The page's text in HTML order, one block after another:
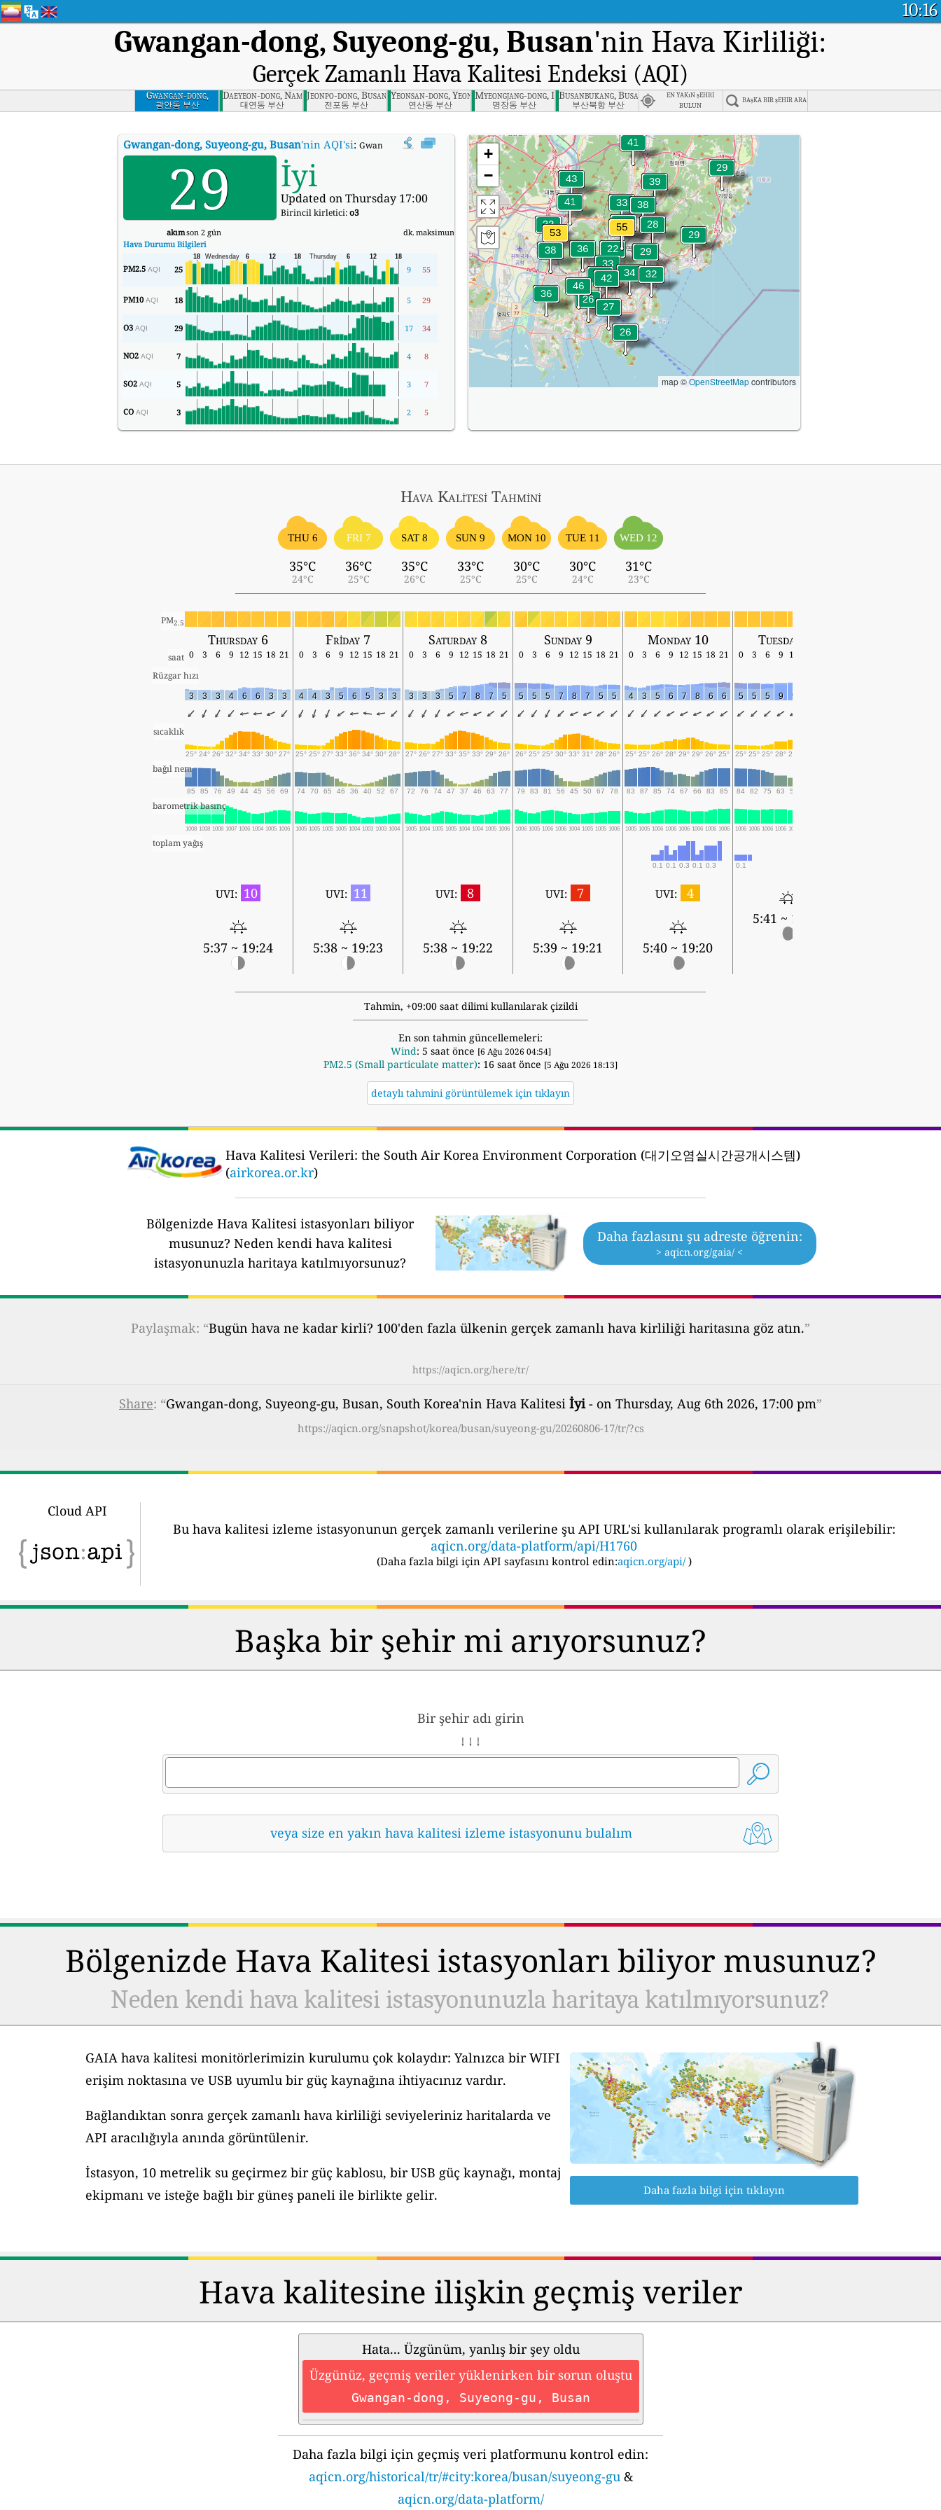
10:16
Gwangan-dong, Suyeong-gu, Busan'nin Hava Kirliliği:
Gerçek Zamanlı Hava Kalitesi Endeksi (AQI)
Gwangan-dong,
Suyeong-gu, Busan
광안동 부산
Daeyeon-dong, Nam-gu, Busan
대연동 부산
Jeonpo-dong, Busanjin-gu, Busan
전포동 부산
Yeonsan-dong, Yeonje-gu, Busan
연산동 부산
Myeongjang-dong, Dongnae-gu, Busan
명장동 부산
Busanbukang, Busan
부산북항 부산
EN YAKıN şEHRI
BULUN
BAşKA BIR şEHIR ARA
Gwangan-dong, Suyeong-gu, Busan'nin AQI'si: Gwangan-dong, Suyeong-gu, Busan'nin Gerçek Zamanlı Hava Kalitesi Endeksi (AQI).
29 İyi
Updated on Thursday 17:00
Birincil kirletici:o3
akımson 2 gün dk. maksimum
Hava Durumu Bilgileri
PM2.5 AQI 25 9 55
PM10 AQI 18 5 29
O3 AQI 29 17 34
NO2 AQI 7 4 8
SO2 AQI 5 3 7
CO AQI 3 2 5
+
−
map ©OpenStreetMapcontributors
Hava Kalitesi Tahmini
THU 6
35°C
24°C
FRI 7
36°C
25°C
SAT 8
35°C
26°C
SUN 9
33°C
25°C
MON 10
30°C
25°C
TUE 11
30°C
24°C
WED 12
31°C
23°C
PM2.5
Thursday 6 Friday 7 Saturday 8 Sunday 9 Monday 10 Tuesday 11
saat 0 3 6 9 12 15 18 21 0 3 6 9 12 15 18 21 0 3 6 9 12 15 18 21 0 3 6 9 12 15 18 21 0 3 6 9 12 15 18 21 0 3 6 9 12
Rüzgar hızı
3 3 3 4 6 6 3 3 4 4 3 5 6 5 3 3 3 3 3 5 7 8 7 5 5 5 5 7 8 7 5 5 4 3 5 6 7 8 6 6 5 5 5 9 9
sıcaklık
25° 24° 26° 32° 34° 33° 30° 27° 25° 25° 27° 33° 36° 34° 30° 28° 27° 26° 27° 33° 35° 33° 29° 26° 26° 25° 25° 30° 33° 31° 28° 26° 25° 25° 26° 28° 29° 29° 26° 25° 25° 25° 25° 28° 29°
bağıl nem
85 85 76 49 44 45 56 69 74 70 65 46 36 40 52 67 72 76 74 47 37 46 63 77 79 83 81 56 45 50 67 78 83 87 85 74 67 66 83 85 84 82 75 63 57
barometrik basınç
1008 1008 1008 1007 1006 1004 1005 1006 1005 1005 1005 1005 1004 1003 1003 1004 1005 1004 1005 1005 1004 1004 1005 1006 1006 1005 1006 1006 1004 1005 1005 1006 1005 1005 1006 1006 1006 1006 1006 1006 1006 1006 1006 1006 1006
toplam yağış
0.1 0.1 0.3 0.1 0.3 0.1
UVI: 10
5:37 ~ 19:24
UVI: 11
5:38 ~ 19:23
UVI: 8
5:38 ~ 19:22
UVI: 7
5:39 ~ 19:21
UVI: 4
5:40 ~ 19:20
5:41 ~ 19:19
Tahmin, +09:00 saat dilimi kullanılarak çizildi
En son tahmin güncellemeleri:
Wind: 5 saat önce [6 Ağu 2026 04:54]
PM2.5 (Small particulate matter): 16 saat önce [5 Ağu 2026 18:13]
detaylı tahmini görüntülemek için tıklayın
Hava Kalitesi Verileri: the South Air Korea Environment Corporation (대기오염실시간공개시스템)
(airkorea.or.kr)
Bölgenizde Hava Kalitesi istasyonları biliyor
musunuz? Neden kendi hava kalitesi
istasyonunuzla haritaya katılmıyorsunuz?
Daha fazlasını şu adreste öğrenin:
> aqicn.org/gaia/ <
Paylaşmak: “Bugün hava ne kadar kirli? 100'den fazla ülkenin gerçek zamanlı hava kirliliği haritasına göz atın.”
https://aqicn.org/here/tr/
Share: “Gwangan-dong, Suyeong-gu, Busan, South Korea'nin Hava Kalitesi İyi- on Thursday, Aug 6th 2026, 17:00 pm”
https://aqicn.org/snapshot/korea/busan/suyeong-gu/20260806-17/tr/?cs
Cloud API
Bu hava kalitesi izleme istasyonunun gerçek zamanlı verilerine şu API URL'si kullanılarak programlı olarak erişilebilir:
aqicn.org/data-platform/api/H1760
(Daha fazla bilgi için API sayfasını kontrol edin:aqicn.org/api/ )
Başka bir şehir mi arıyorsunuz?
Bir şehir adı girin
↓ ↓ ↓
veya size en yakın hava kalitesi izleme istasyonunu bulalım
Bölgenizde Hava Kalitesi istasyonları biliyor musunuz?
Neden kendi hava kalitesi istasyonunuzla haritaya katılmıyorsunuz?
GAIA hava kalitesi monitörlerimizin kurulumu çok kolaydır: Yalnızca bir WIFI
erişim noktasına ve USB uyumlu bir güç kaynağına ihtiyacınız vardır.
Bağlandıktan sonra gerçek zamanlı hava kirliliği seviyeleriniz haritalarda ve
API aracılığıyla anında görüntülenir.
İstasyon, 10 metrelik su geçirmez bir güç kablosu, bir USB güç kaynağı, montaj
ekipmanı ve isteğe bağlı bir güneş paneli ile birlikte gelir.
Daha fazla bilgi için tıklayın
Hava kalitesine ilişkin geçmiş veriler
Hata... Üzgünüm, yanlış bir şey oldu
Üzgünüz, geçmiş veriler yüklenirken bir sorun oluştu
Gwangan-dong, Suyeong-gu, Busan
Daha fazla bilgi için geçmiş veri platformunu kontrol edin:
aqicn.org/historical/tr/#city:korea/busan/suyeong-gu&
aqicn.org/data-platform/